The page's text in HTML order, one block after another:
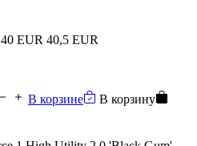
40 EUR 40,5 EUR
В корзине
В корзину